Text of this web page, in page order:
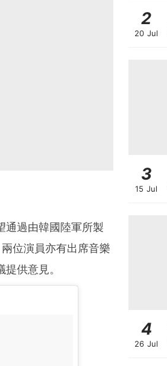
通過由韓國陸軍所製
位演員亦有出席音樂
供意見。
2
20 Jul
3
15 Jul
4
26 Jul